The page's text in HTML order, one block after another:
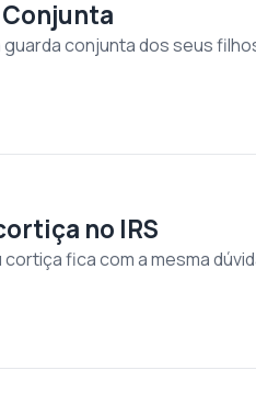
Conjunta
conjunta dos seus
no IRS
fica com a mesma